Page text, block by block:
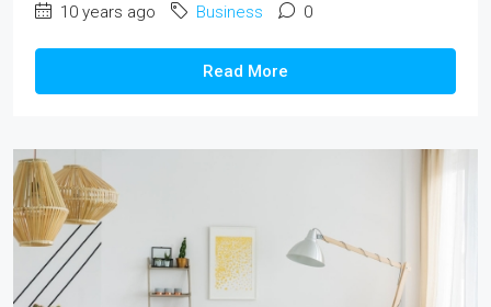
10 years ago Business 0
Read More